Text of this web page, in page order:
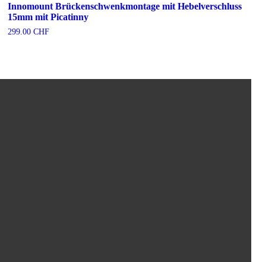
Innomount Brückenschwenkmontage mit Hebelverschluss
15mm mit Picatinny
299.00 CHF